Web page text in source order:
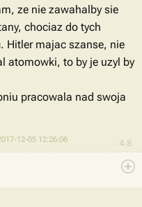
4.8
ze nie zawahalby sie
chociaz do tych
Hitler majac szanse, nie
atomowki, to by je uzyl by
pracowala nad swoja
12-05 12:26:06